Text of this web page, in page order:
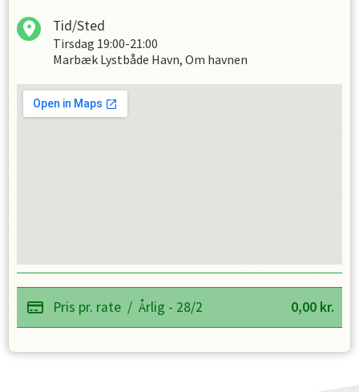
Tid/Sted
Tirsdag 19:00-21:00
Marbæk Lystbåde Havn, Om havnen
Pris pr. rate / Årlig - 28/2 0,00 kr.